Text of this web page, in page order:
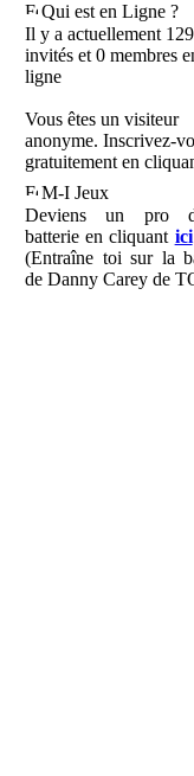
Qui est en Ligne ?
Il y a actuellement
invités et 0 membres
ligne
Vous êtes un visiteur
anonyme. Inscrivez-
gratuitement en
M-I Jeux
Deviens un pro
batterie en cliquant ici
(Entraîne toi sur la
de Danny Carey de